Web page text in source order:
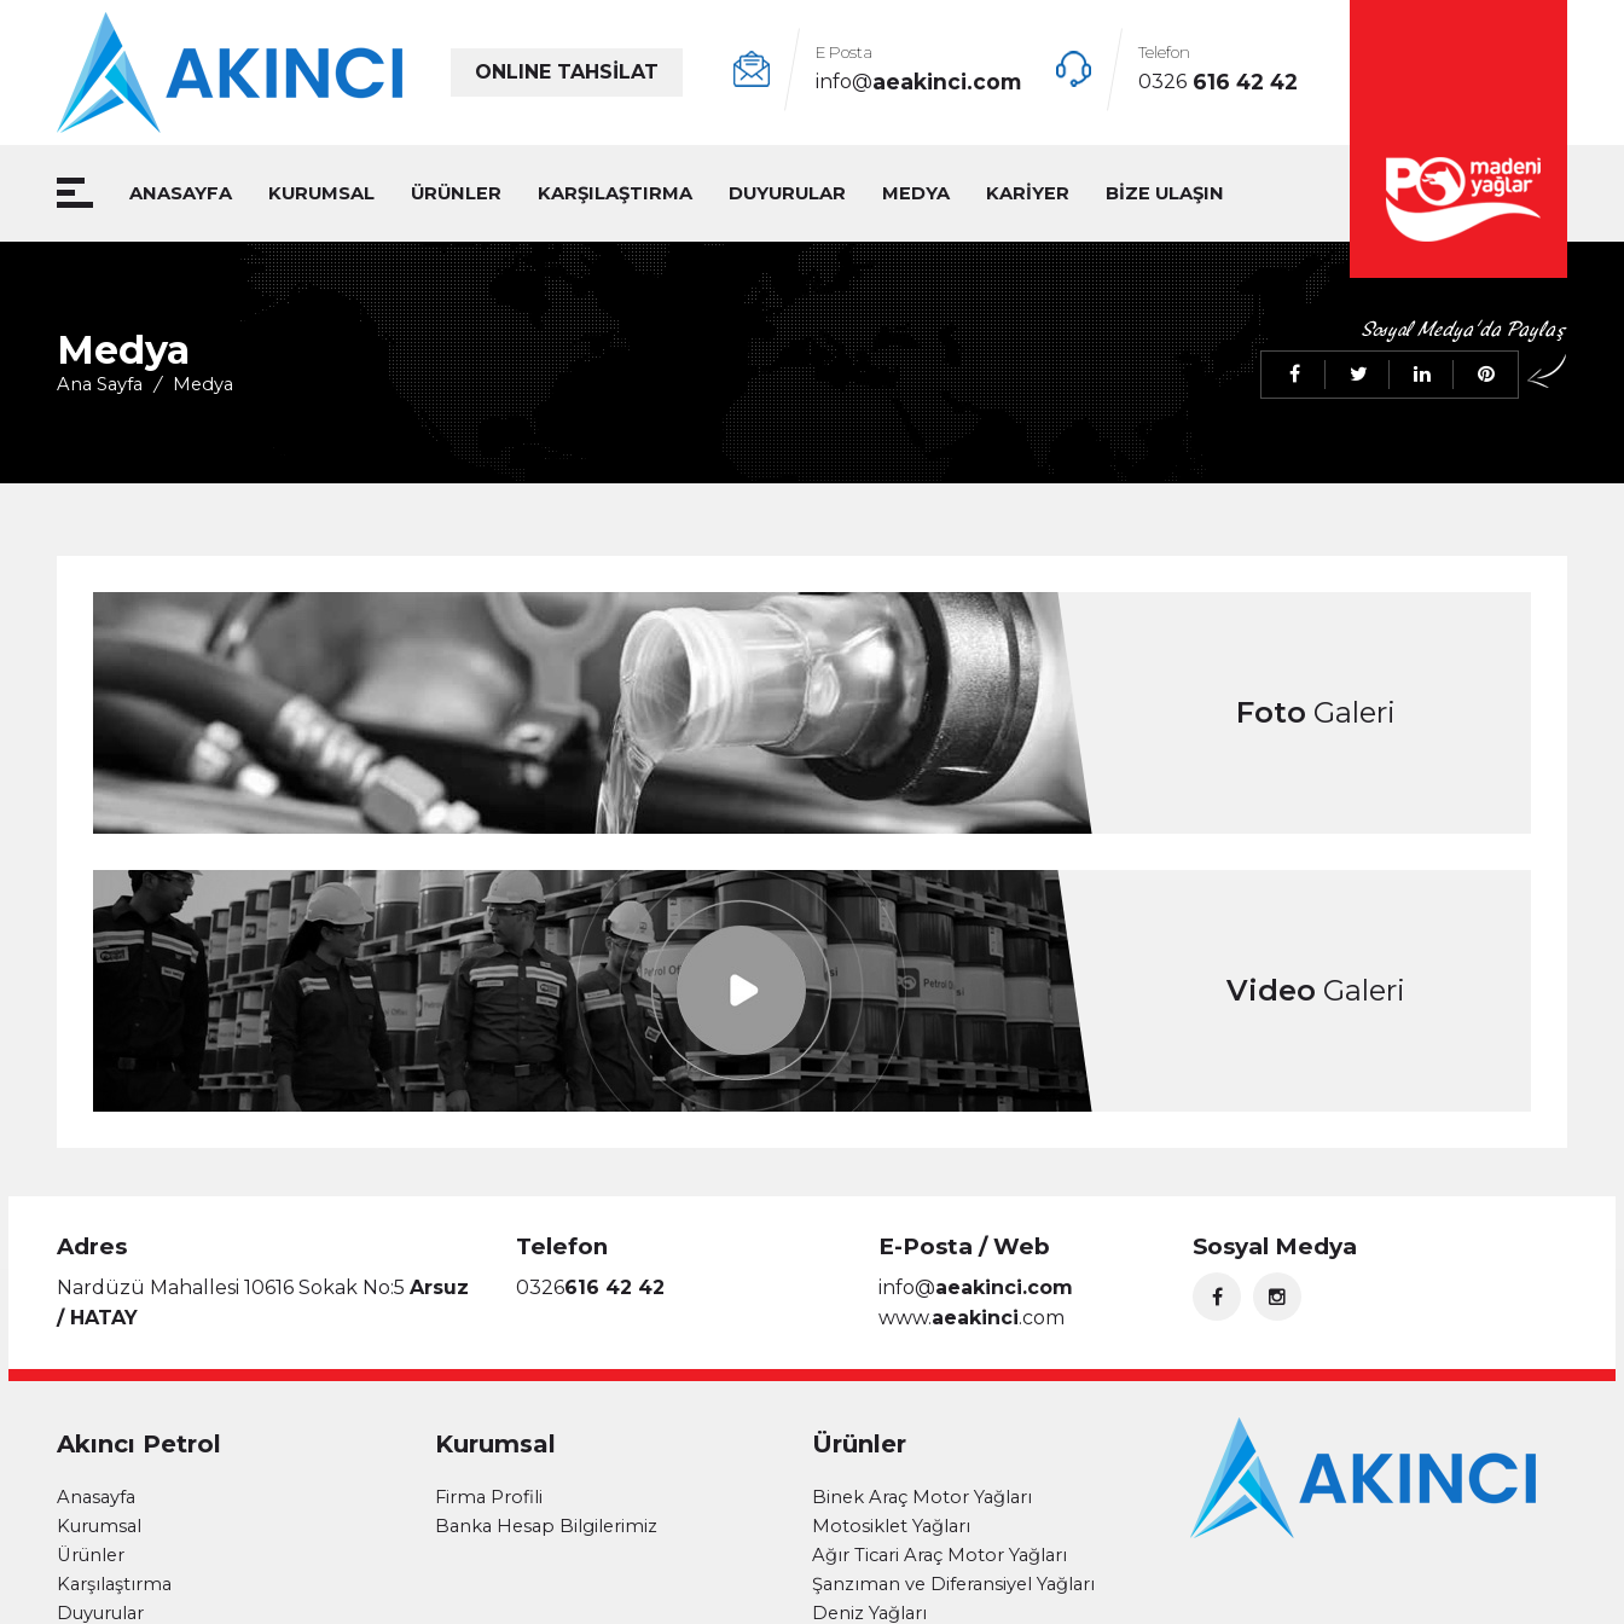
ONLINE TAHSİLAT
E Posta
info@aeakinci.com
Telefon
0326 616 42 42
ANASAYFA KURUMSAL ÜRÜNLER KARŞILAŞTIRMA DUYURULAR MEDYA KARİYER BİZE ULAŞIN
Medya
Ana Sayfa / Medya
Foto Galeri
Video Galeri
Adres
Nardüzü Mahallesi 10616 Sokak No:5 Arsuz
/ HATAY
Telefon
0326616 42 42
E-Posta / Web
info@aeakinci.com
www.aeakinci.com
Sosyal Medya
Akıncı Petrol
Anasayfa
Kurumsal
Ürünler
Karşılaştırma
Duyurular
Kurumsal
Firma Profili
Banka Hesap Bilgilerimiz
Ürünler
Binek Araç Motor Yağları
Motosiklet Yağları
Ağır Ticari Araç Motor Yağları
Şanzıman ve Diferansiyel Yağları
Deniz Yağları